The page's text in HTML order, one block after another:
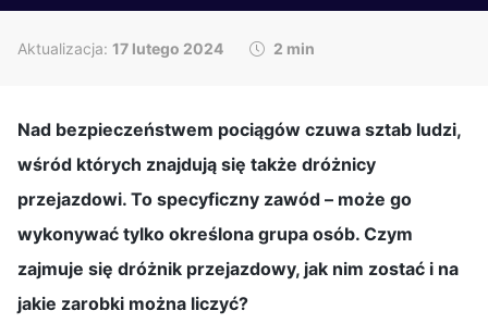
Aktualizacja: 17 lutego 2024 2 min
Nad bezpieczeństwem pociągów czuwa sztab ludzi,
wśród których znajdują się także dróżnicy
przejazdowi. To specyficzny zawód – może go
wykonywać tylko określona grupa osób. Czym
zajmuje się dróżnik przejazdowy, jak nim zostać i na
jakie zarobki można liczyć?